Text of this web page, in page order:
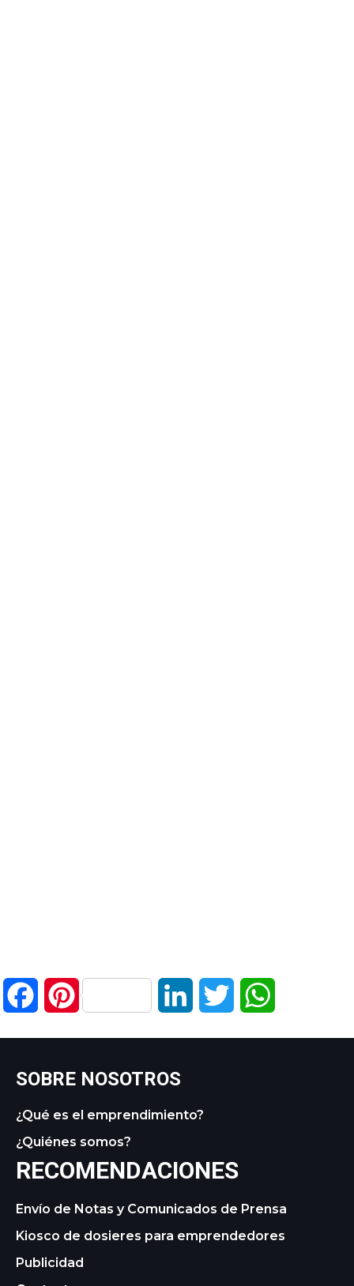
FacebookPinterest LinkedIn Twitter
SOBRE NOSOTROS
¿Qué es el emprendimiento?
¿Quiénes somos?
RECOMENDACIONES
Envío de Notas y Comunicados de Prensa
Kiosco de dosieres para emprendedores
Publicidad